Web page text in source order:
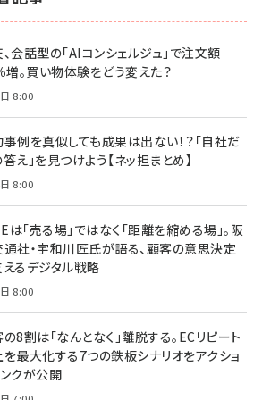
会話型の「AIコンシェルジュ」で注文額
増。買い物体験をどう変えた？
8:00
例を真似しても成果は出ない！？「自社だ
え」を見つけよう【ネッ担まとめ】
8:00
は「売る場」ではなく「距離を縮める場」。阪
社・宇和川匠氏が語る、顧客の意思決定
るデジタル戦略
8:00
8割は「なんとなく」離脱する。ECリピート
最大化する7つの鉄板シナリオをアクショ
クが公開